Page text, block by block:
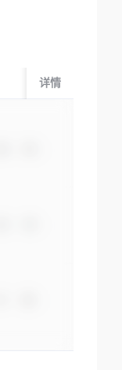
起运国/地区
详情